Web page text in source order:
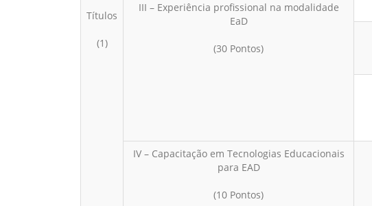
Títulos
(1)
III – Experiência profissional na modalidade
EaD
(30 Pontos)
IV – Capacitação em Tecnologias Educacionais
para EAD
(10 Pontos)